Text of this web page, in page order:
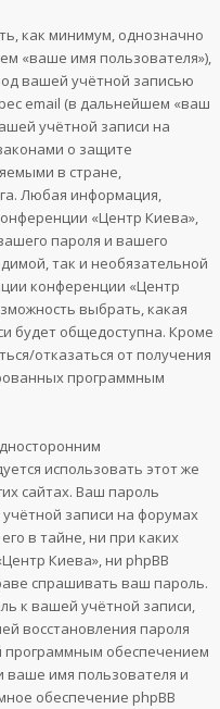
как минимум, однозначно
«ваше имя пользователя»),
вашей учётной записью
email (в дальнейшем «ваш
учётной записи на
о защите
в стране,
Любая информация,
«Центр Киева»,
пароля и вашего
так и необязательной
конференции «Центр
выбрать, какая
будет общедоступна. Кроме
отказаться от получения
программным
использовать этот же
сайтах. Ваш пароль
записи на форумах
в тайне, ни при каких
Киева», ни phpBB
спрашивать ваш пароль.
к вашей учётной записи,
восстановления пароля
программным обеспечением
ваше имя пользователя и
обеспечение phpBB